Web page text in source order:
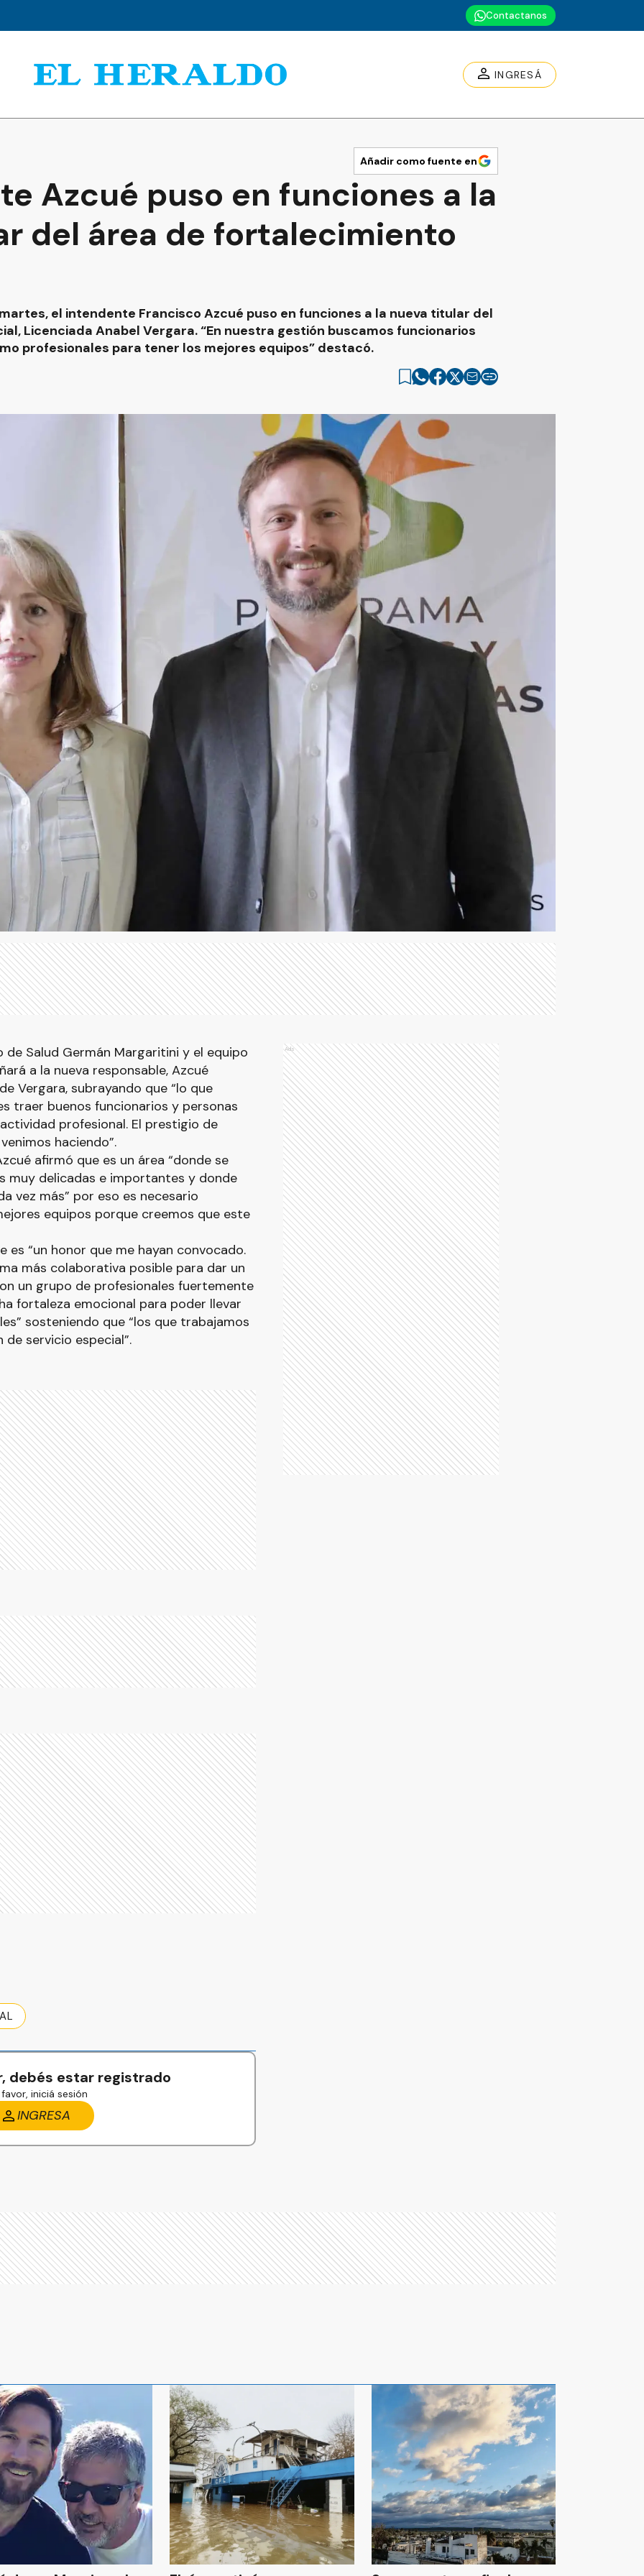
Contactanos
INGRESÁ
Añadir como fuente en
Azcué puso en funciones a la
del área de fortalecimiento
el intendente Francisco Azcué puso en funciones a la nueva titular del
Licenciada Anabel Vergara. “En nuestra gestión buscamos funcionarios
profesionales para tener los mejores equipos” destacó.
Salud Germán Margaritini y el equipo
a la nueva responsable, Azcué
Vergara, subrayando que “lo que
traer buenos funcionarios y personas
profesional. El prestigio de
haciendo”.
afirmó que es un área “donde se
muy delicadas e importantes y donde
vez más” por eso es necesario
equipos porque creemos que este
es “un honor que me hayan convocado.
más colaborativa posible para dar un
un grupo de profesionales fuertemente
fortaleza emocional para poder llevar
sosteniendo que “los que trabajamos
servicio especial”.
debés estar registrado
iniciá sesión
INGRESA
Ads